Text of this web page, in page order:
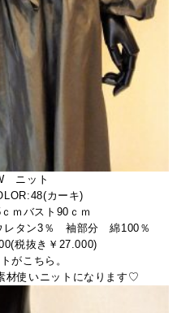
ニット
カーキ)
ｍバスト90ｃｍ
レタン3％ 袖部分 綿100％
税抜き￥27.000)
がこちら。
材使いニットになります♡